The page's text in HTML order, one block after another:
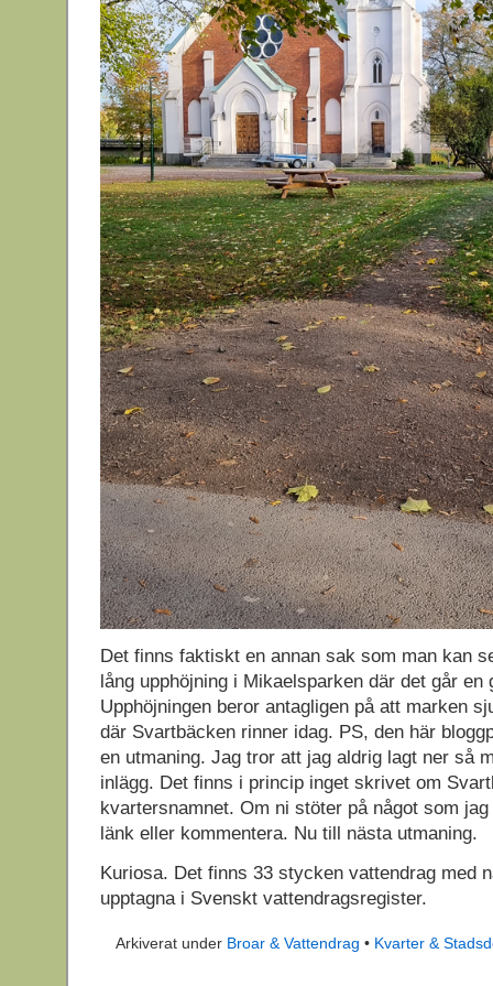
Det finns faktiskt en annan sak som man kan
lång upphöjning i Mikaelsparken där det går en
Upphöjningen beror antagligen på att marken
där Svartbäcken rinner idag. PS, den här
en utmaning. Jag tror att jag aldrig lagt ner så
inlägg. Det finns i princip inget skrivet om
kvartersnamnet. Om ni stöter på något som
länk eller kommentera. Nu till nästa utmaning.
Kuriosa. Det finns 33 stycken vattendrag med
upptagna i Svenskt vattendragsregister.
Arkiverat under Broar & Vattendrag • Kvarter &